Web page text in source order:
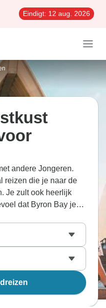
Eindigt: 12 aug. 2026
andere Jongeren.
reizen die je naar de
Je zult ook heerlijk
dat Byron Bay je